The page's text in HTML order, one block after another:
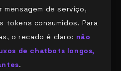
de serviço,
tokens consumidos. Para
o recado é claro: não
de chatbots longos,
.